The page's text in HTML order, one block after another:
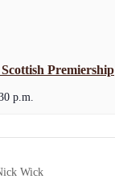
Premiership
p.m.
Wick